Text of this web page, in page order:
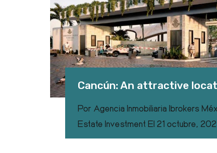
Cancún: An attractive
Por Agencia Inmobiliaria Ibrokers
Estate Investment El 21 octubre,